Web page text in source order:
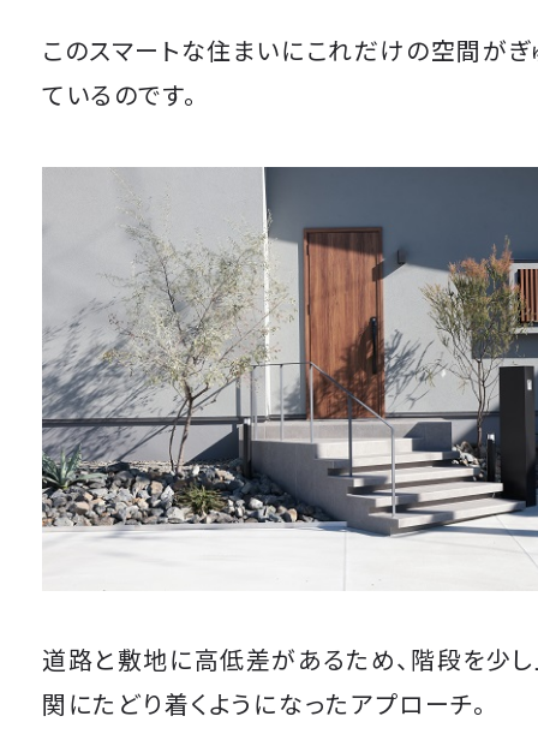
このスマートな住まいにこれだけの空間がぎ
ているのです。
道路と敷地に高低差があるため、階段を少
関にたどり着くようになったアプローチ。